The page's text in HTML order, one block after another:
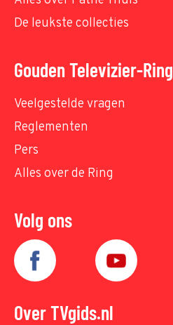
De leukste collecties
Gouden Televizier-Ring
Veelgestelde vragen
Reglementen
Pers
Alles over de Ring
Volg ons
Over TVgids.nl